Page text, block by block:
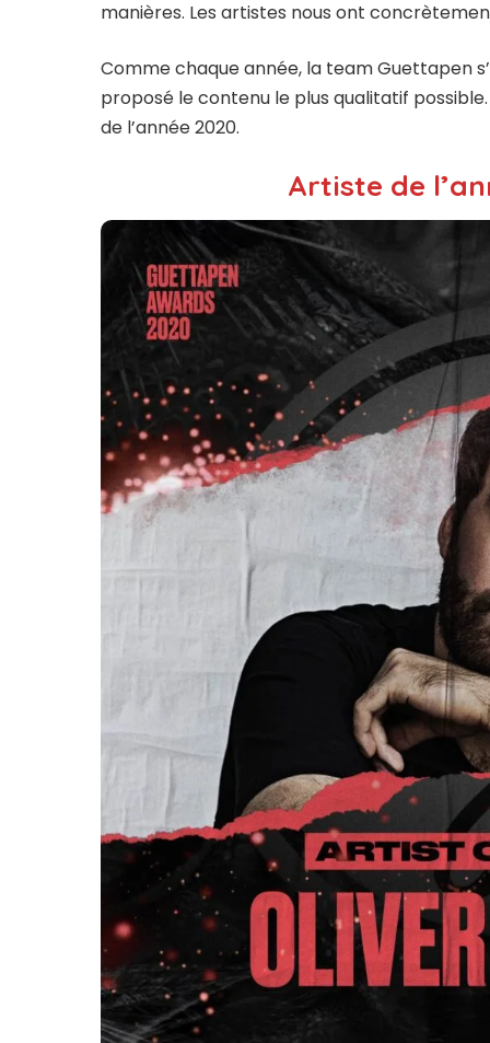
manières. Les artistes nous ont
Comme chaque année, la team Guettapen
proposé le contenu le plus qualitatif
de l’année 2020.
Artiste de